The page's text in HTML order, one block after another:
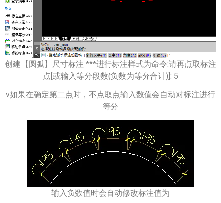
创建【圆弧】尺寸标注 ***进行标注样式为命令:请再点取标注
点[或输入等分段数(负数为等分合计)]: 5
v如果在确定第二点时，不点取点输入数值会自动对标注进行
等分
输入负数值时会自动修改标注值为